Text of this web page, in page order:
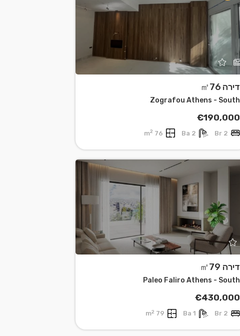
דירה ㎡76
Zografou Athens - South
€190,000
2 Br
2 Ba
76 m
2
דירה ㎡79
Paleo Faliro Athens - South
€430,000
2 Br
1 Ba
79 m
2